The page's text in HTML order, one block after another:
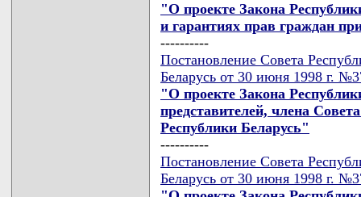
"О проекте Закона
и гарантиях прав граждан
----------
Постановление Совета
Беларусь от 30 июня 1998 г.
"О проекте Закона
представителей, члена
Республики Беларусь"
----------
Постановление Совета
Беларусь от 30 июня 1998 г.